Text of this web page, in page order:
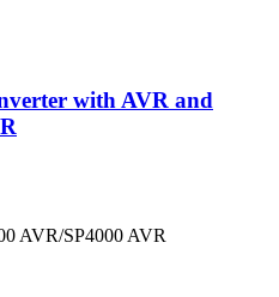
with AVR and
AVR/SP4000 AVR